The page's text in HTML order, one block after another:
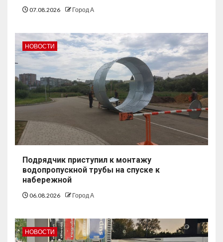
07.08.2026 Город А
НОВОСТИ
Подрядчик приступил к монтажу
водопропускной трубы на спуске к
набережной
06.08.2026 Город А
НОВОСТИ